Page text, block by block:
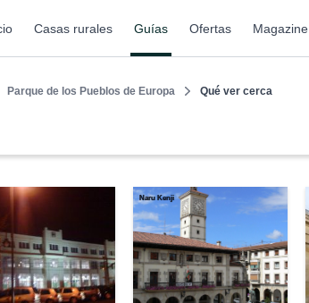
Casas rurales Guías Ofertas Magazine
Parque de los Pueblos de Europa Qué ver cerca
Naru Kenji